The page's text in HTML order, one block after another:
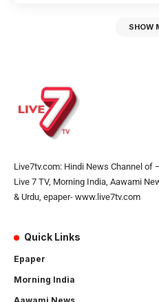
SHOW
Live7tv.com: Hindi News Channel of
Live 7 TV, Morning India, Aawami
& Urdu, epaper- www.live7tv.com
Quick Links
Epaper
Morning India